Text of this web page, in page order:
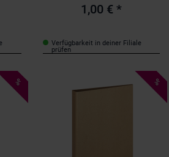
1,00 € *
Verfügbarkeit in deiner Filiale
prüfen
% %